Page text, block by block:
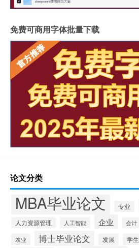
免费可商用字体批量下载
论文分类
MBA毕业论文 专业
人力资源管理
人工智能 企业 会计
农业 博士毕业论文 发展 学生